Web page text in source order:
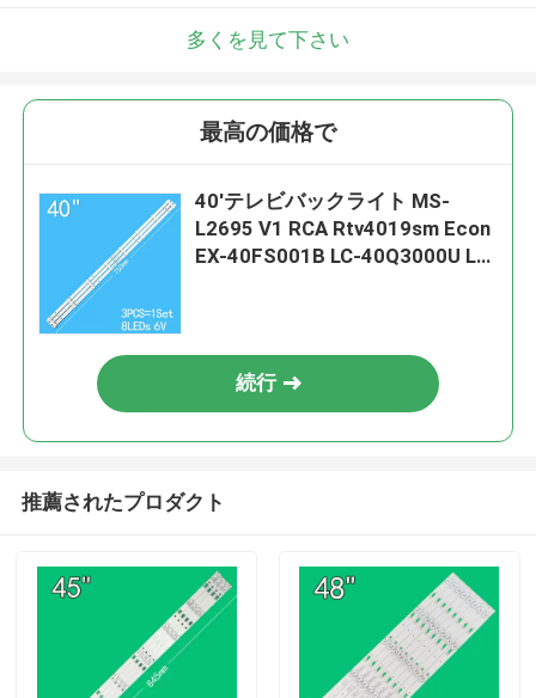
多くを見て下さい
最高の価格で
40'テレビバックライト MS-
L2695 V1 RCA Rtv4019sm Econ
EX-40FS001B LC-40Q3000U LC-
続行
推薦されたプロダクト